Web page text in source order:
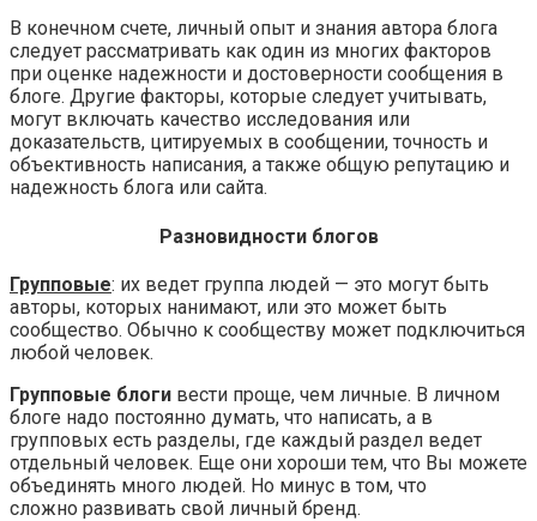
В конечном счете, личный опыт и знания автора блога
следует рассматривать как один из многих факторов
при оценке надежности и достоверности сообщения в
блоге. Другие факторы, которые следует учитывать,
могут включать качество исследования или
доказательств, цитируемых в сообщении, точность и
объективность написания, а также общую репутацию и
надежность блога или сайта.
Разновидности блогов
Групповые: их ведет группа людей — это могут быть
авторы, которых нанимают, или это может быть
сообщество. Обычно к сообществу может подключиться
любой человек.
Групповые блоги вести проще, чем личные. В личном
блоге надо постоянно думать, что написать, а в
групповых есть разделы, где каждый раздел ведет
отдельный человек. Еще они хороши тем, что Вы можете
объединять много людей. Но минус в том, что
сложно развивать свой личный бренд.